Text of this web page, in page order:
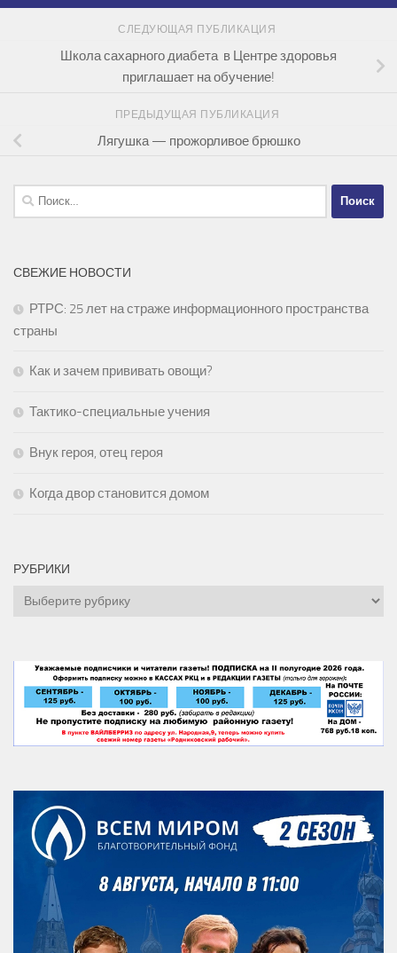
СЛЕДУЮЩАЯ ПУБЛИКАЦИЯ
Школа сахарного диабета в Центре здоровья
приглашает на обучение!
ПРЕДЫДУЩАЯ ПУБЛИКАЦИЯ
Лягушка — прожорливое брюшко
Найти:
СВЕЖИЕ НОВОСТИ
РТРС: 25 лет на страже информационного пространства
страны
Как и зачем прививать овощи?
Тактико-специальные учения
Внук героя, отец героя
Когда двор становится домом
РУБРИКИ
Рубрики